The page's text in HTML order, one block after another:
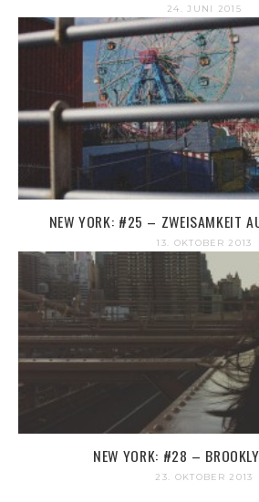
24. JUNI 2015
NEW YORK: #25 – ZWEISAMKEIT
13. OKTOBER 2013
NEW YORK: #28 –
23. OKTOBER 2013